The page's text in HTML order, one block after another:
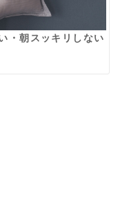
・朝スッキリしない